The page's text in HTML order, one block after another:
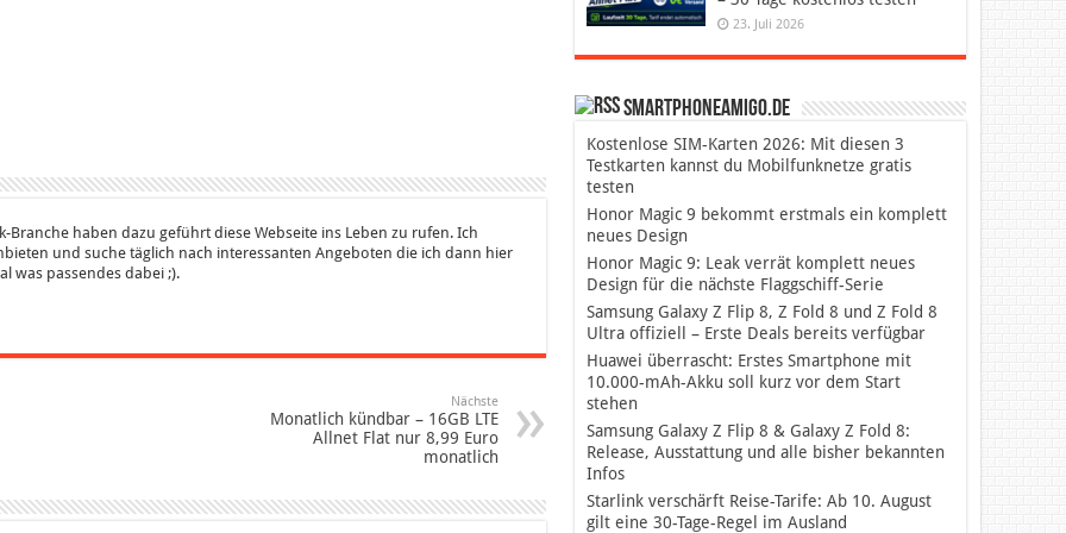
haben dazu geführt diese Webseite ins Leben zu rufen. Ich
und suche täglich nach interessanten Angeboten die ich dann hier
was passendes dabei ;).
Nächste
Monatlich kündbar – 16GB LTE
Allnet Flat nur 8,99 Euro
monatlich
23. Juli 2026
SmartphoneAmigo.de
Kostenlose SIM-Karten 2026: Mit diesen 3
Testkarten kannst du Mobilfunknetze gratis
testen
Honor Magic 9 bekommt erstmals ein komplett
neues Design
Honor Magic 9: Leak verrät komplett neues
Design für die nächste Flaggschiff-Serie
Samsung Galaxy Z Flip 8, Z Fold 8 und Z Fold 8
Ultra offiziell – Erste Deals bereits verfügbar
Huawei überrascht: Erstes Smartphone mit
10.000-mAh-Akku soll kurz vor dem Start
stehen
Samsung Galaxy Z Flip 8 & Galaxy Z Fold 8:
Release, Ausstattung und alle bisher bekannten
Infos
Starlink verschärft Reise-Tarife: Ab 10. August
gilt eine 30-Tage-Regel im Ausland